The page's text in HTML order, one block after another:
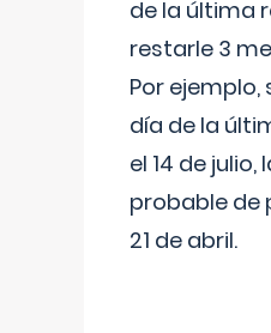
de la última
restarle 3
Por ejemplo,
día de la
el 14 de julio,
probable de
21 de abril.